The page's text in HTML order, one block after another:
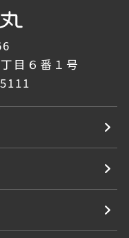
目６番１号